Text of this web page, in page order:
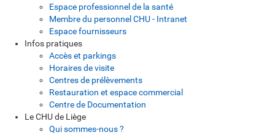
Espace professionnel de la santé
Membre du personnel CHU - Intranet
Espace fournisseurs
Infos pratiques
Accès et parkings
Horaires de visite
Centres de prélèvements
Restauration et espace commercial
Centre de Documentation
Le CHU de Liège
Qui sommes-nous ?